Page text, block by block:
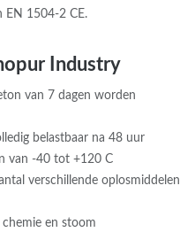
EN 1504-2 CE.
Industry
van 7 dagen worden
belastbaar na 48 uur
van -40 tot +120 C
verschillende oplosmiddelen
en stoom